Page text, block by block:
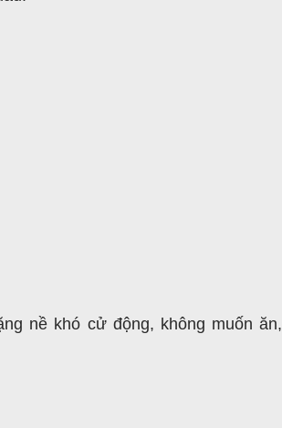
nề khó cử động, không muốn ăn,